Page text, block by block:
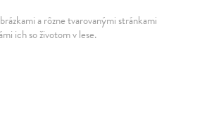
a rôzne tvarovanými stránkami
ich so životom v lese.